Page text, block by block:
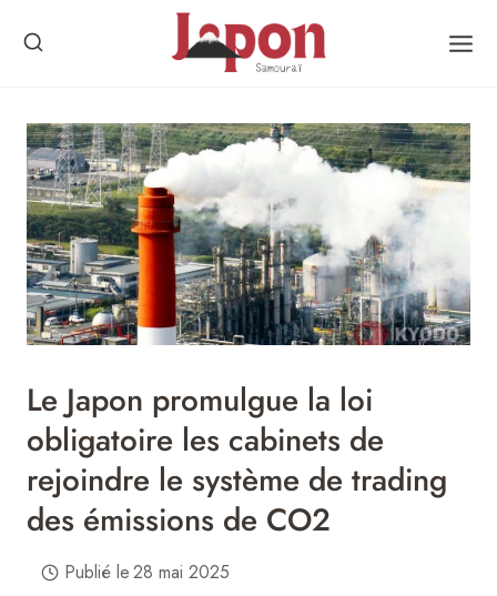
Le Japon promulgue la loi
obligatoire les cabinets de
rejoindre le système de trading
des émissions de CO2
Publié le28 mai 2025